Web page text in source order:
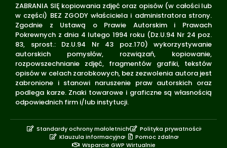
ZABRANIA SIĘ kopiowania zdjęć oraz opisów (w całości lub
w części) BEZ ZGODY właściciela i administratora strony.
Zgodnie z Ustawą o Prawie Autorskim i Prawach
Pokrewnych z dnia 4 lutego 1994 roku (Dz.U.94 Nr 24 poz.
83, sprost.: Dz.U.94 Nr 43 poz.170) wykorzystywanie
autorskich pomysłów, rozwiązań, kopiowanie,
rozpowszechnianie zdjęć, fragmentów grafiki, tekstów
opisów w celach zarobkowych, bez zezwolenia autora jest
zabronione i stanowi naruszenie praw autorskich oraz
podlega karze. Znaki towarowe i graficzne są własnością
odpowiednich firm i/lub instytucji.
Standardy ochrony małoletnich
Polityka prywatności
Klauzula informacyjna
Pomoc zdalna
Wsparcie GWP Wirtualnie